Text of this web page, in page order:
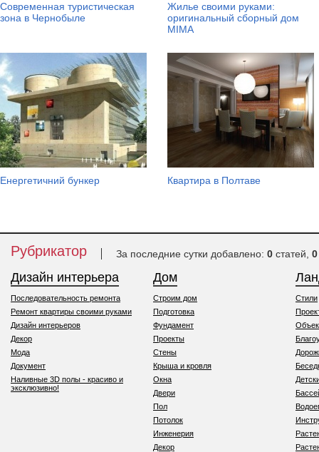
Современная туристическая
зона в Чернобыле
Жилье своими руками:
оригинальный сборный дом
MIMA
Енергетичний бункер Квартира в Полтаве
Рубрикатор За последние сутки добавлено: 0 статей, 0
Дизайн интерьера
Последовательность ремонта
Ремонт квартиры своими руками
Дизайн интерьеров
Декор
Мода
Документ
Наливные 3D полы - красиво и
эксклюзивно!
Дом
Строим дом
Подготовка
Фундамент
Проекты
Стены
Крыша и кровля
Окна
Двери
Пол
Потолок
Инженерия
Декор
Стили